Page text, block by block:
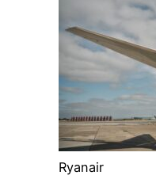
Ryanair